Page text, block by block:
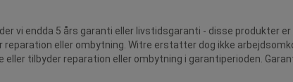
vi endda 5 års garanti eller livstidsgaranti - disse produkter
eller ombytning. Witre erstatter dog ikke
tilbyder reparation eller ombytning i garantiperioden.